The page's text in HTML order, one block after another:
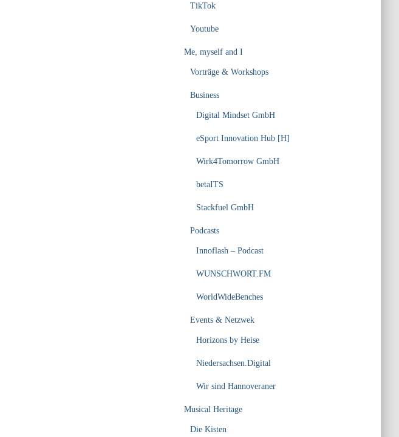
TikTok
Youtube
Me, myself and I
Vorträge & Workshops
Business
Digital Mindset GmbH
eSport Innovation Hub [H]
Wirk4Tomorrow GmbH
betaITS
Stackfuel GmbH
Podcasts
Innoflash – Podcast
WUNSCHWORT.FM
WorldWideBenches
Events & Netzwek
Horizons by Heise
Niedersachsen.Digital
Wir sind Hannoveraner
Musical Heritage
Die Kisten